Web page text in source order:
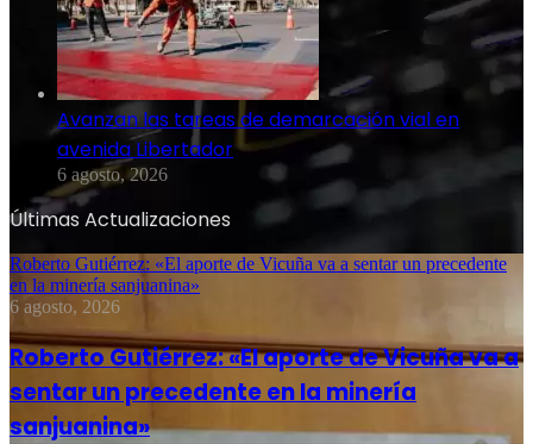
Avanzan las tareas de demarcación vial en
avenida Libertador
6 agosto, 2026
Últimas Actualizaciones
Roberto Gutiérrez: «El aporte de Vicuña va a sentar un precedente
en la minería sanjuanina»
6 agosto, 2026
Roberto Gutiérrez: «El aporte de Vicuña va a
sentar un precedente en la minería
sanjuanina»